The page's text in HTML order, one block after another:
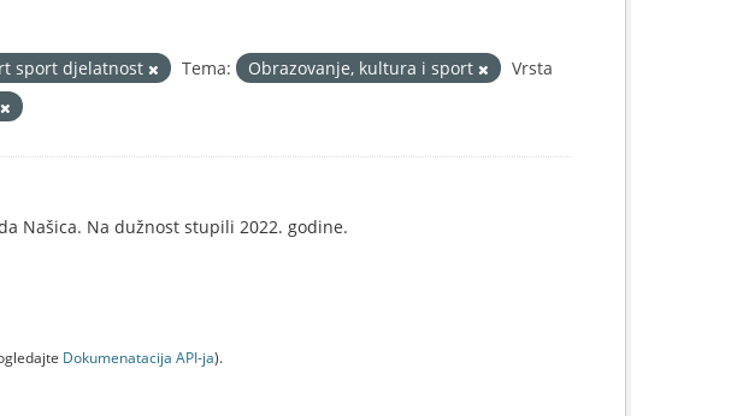
sport djelatnost Tema: Obrazovanje, kultura i sport
Vrsta
Našica. Na dužnost stupili 2022. godine.
Dokumenаtаcijа API-jа).